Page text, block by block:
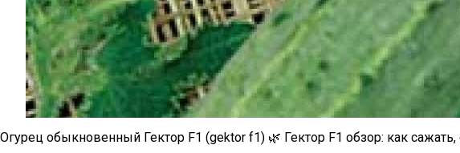
Огурец обыкновенный Гектор F1 (gektor f1) 🌿 Гектор F1 обзор: как сажать,